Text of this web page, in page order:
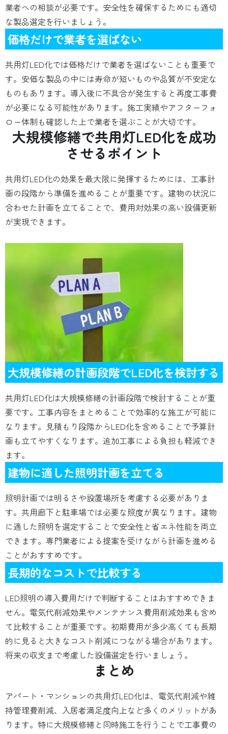
業者への相談が必要です。安全性を確保するためにも適切
な製品選定を行いましょう。
価格だけで業者を選ばない
共用灯LED化では価格だけで業者を選ばないことも重要で
す。安価な製品の中には寿命が短いものや品質が不安定な
ものもあります。導入後に不具合が発生すると再度工事費
が必要になる可能性があります。施工実績やアフターフォ
ロー体制も確認した上で業者を選ぶことが大切です。
大規模修繕で共用灯LED化を成功
させるポイント
共用灯LED化の効果を最大限に発揮するためには、工事計
画の段階から準備を進めることが重要です。建物の状況に
合わせた計画を立てることで、費用対効果の高い設備更新
が実現できます。
大規模修繕の計画段階でLED化を検討する
共用灯LED化は大規模修繕の計画段階で検討することが重
要です。工事内容をまとめることで効率的な施工が可能に
なります。見積もり段階からLED化を含めることで予算計
画も立てやすくなります。追加工事による負担も軽減でき
ます。
建物に適した照明計画を立てる
照明計画では明るさや設置場所を考慮する必要がありま
す。共用廊下と駐車場では必要な照度が異なります。建物
に適した照明を選定することで安全性と省エネ性能を両立
できます。専門業者による提案を受けながら計画を進める
ことがおすすめです。
長期的なコストで比較する
LED照明の導入費用だけで判断することはおすすめできま
せん。電気代削減効果やメンテナンス費用削減効果も含め
て比較することが重要です。初期費用が多少高くても長期
的に見ると大きなコスト削減につながる場合があります。
将来の収支まで考慮した設備選定を行いましょう。
まとめ
アパート・マンションの共用灯LED化は、電気代削減や維
持管理費削減、入居者満足度向上など多くのメリットがあ
ります。特に大規模修繕と同時施工を行うことで工事費の